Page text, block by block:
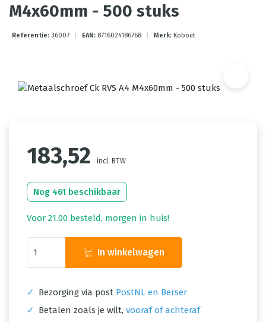
M4x60mm - 500 stuks
Referentie: 36007 EAN: 8716024186768 Merk: Kobout
183,52 incl. BTW
Nog 461 beschikbaar
Voor 21.00 besteld, morgen in huis!
In winkelwagen
✓ Bezorging via post PostNL en Berser
✓
Betalen zoals je wilt, vooraf of achteraf